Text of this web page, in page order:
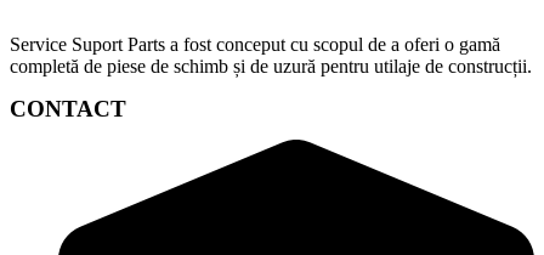
Service Suport Parts a fost conceput cu scopul de a oferi o gamă
completă de piese de schimb și de uzură pentru utilaje de construcții.
CONTACT